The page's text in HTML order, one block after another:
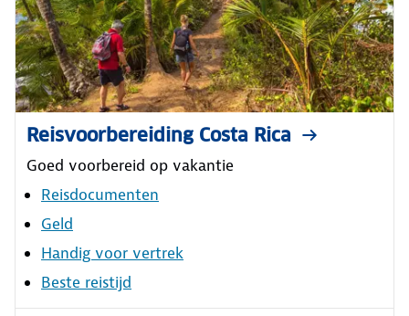
Reisvoorbereiding Costa Rica
Goed voorbereid op vakantie
Reisdocumenten
Geld
Handig voor vertrek
Beste reistijd